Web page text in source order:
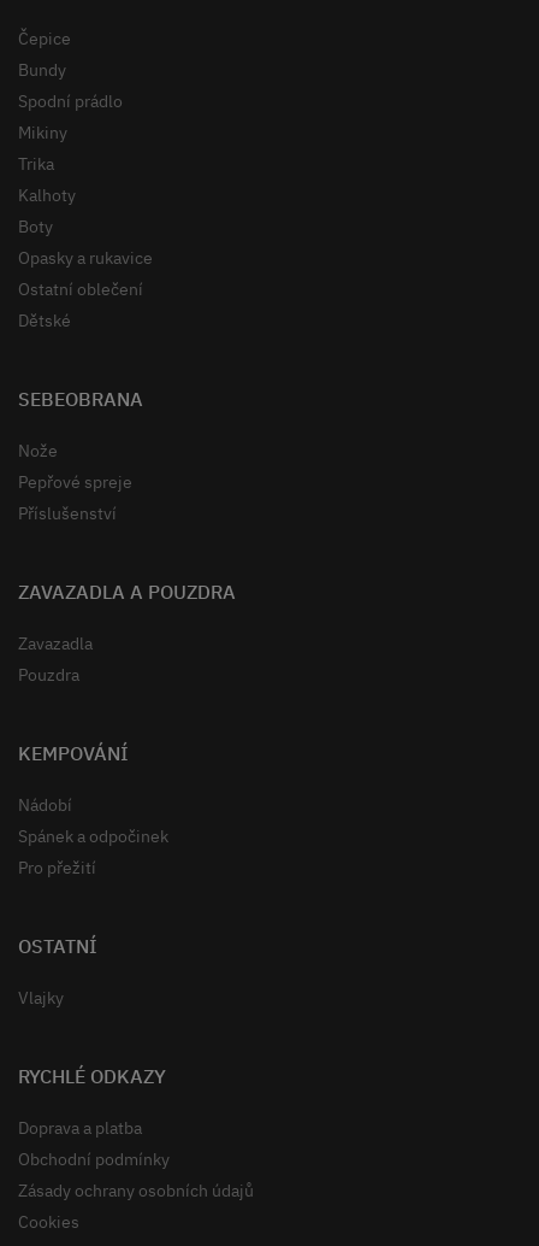
Čepice
Bundy
Spodní prádlo
Mikiny
Trika
Kalhoty
Boty
Opasky a rukavice
Ostatní oblečení
Dětské
SEBEOBRANA
Nože
Pepřové spreje
Příslušenství
ZAVAZADLA A POUZDRA
Zavazadla
Pouzdra
KEMPOVÁNÍ
Nádobí
Spánek a odpočinek
Pro přežití
OSTATNÍ
Vlajky
RYCHLÉ ODKAZY
Doprava a platba
Obchodní podmínky
Zásady ochrany osobních údajů
Cookies